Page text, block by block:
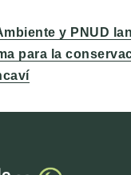
y PNUD
para la